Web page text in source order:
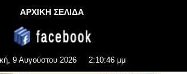
ΑΡΧΙΚΗ ΣΕΛΙΔΑ
9 Αυγούστου 2026 2:10:47 μμ